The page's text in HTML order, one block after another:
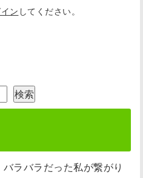
ン してください。
検索
ラバラだった私が繋がり